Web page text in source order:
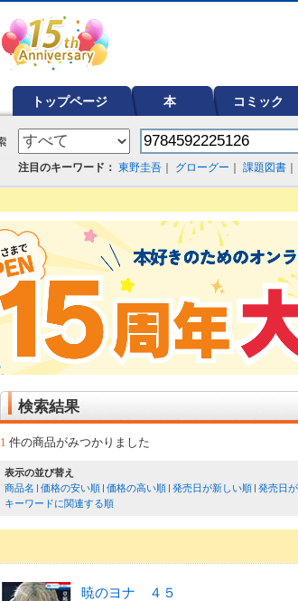
トップページ 本 コミック
注目のキーワード： 東野圭吾 グローグー 課題図書
検索結果
1 件の商品がみつかりました
表示の並び替え
商品名
価格の安い順 価格の高い順 発売日が新しい順 発売日
キーワードに関連する順
暁のヨナ ４５